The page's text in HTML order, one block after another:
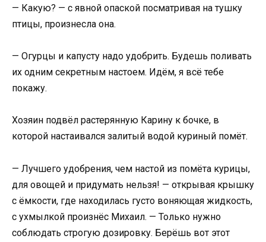
— Какую? — с явной опаской посматривая на тушку
птицы, произнесла она.
— Огурцы и капусту надо удобрить. Будешь поливать
их одним секретным настоем. Идём, я всё тебе
покажу.
Хозяин подвёл растерянную Карину к бочке, в
которой настаивался залитый водой куриный помёт.
— Лучшего удобрения, чем настой из помёта курицы,
для овощей и придумать нельзя! — открывая крышку
с ёмкости, где находилась густо воняющая жидкость,
с ухмылкой произнёс Михаил. — Только нужно
соблюдать строгую дозировку. Берёшь вот этот